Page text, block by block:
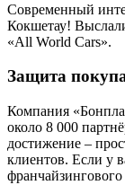
Современный
Кокшетау!
«All World Cars».
Защита
Компания
около 8 000
достижение –
клиентов. Если у
франчайзингового